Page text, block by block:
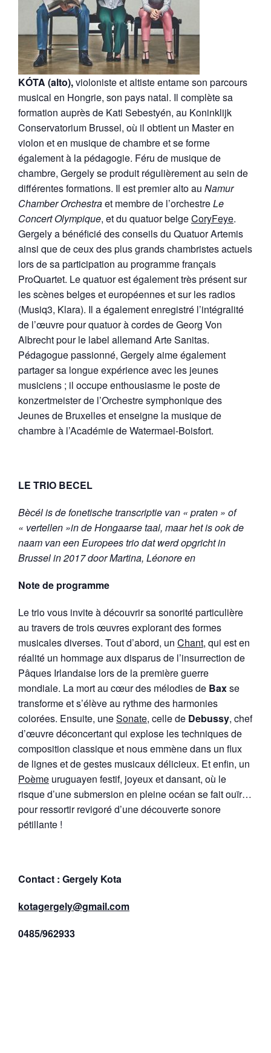
KÓTA (alto),violoniste et altiste entame son parcours
musical en Hongrie, son pays natal. Il complète sa
formation auprès de Kati Sebestyén, au Koninklijk
Conservatorium Brussel, où il obtient un Master en
violon et en musique de chambre et se forme
également à la pédagogie. Féru de musique de
chambre, Gergely se produit régulièrement au sein de
différentes formations. Il est premier alto au Namur
Chamber Orchestraet membre de l’orchestreLe
Concert Olympique, et du quatuor belgeCoryFeye.
Gergely a bénéficié des conseils du Quatuor Artemis
ainsi que de ceux des plus grands chambristes actuels
lors de sa participation au programme français
ProQuartet. Le quatuor est également très présent sur
les scènes belges et européennes et sur les radios
(Musiq3, Klara). Il a également enregistré l’intégralité
de l’œuvre pour quatuor à cordes de Georg Von
Albrecht pour le label allemand Arte Sanitas.
Pédagogue passionné, Gergely aime également
partager sa longue expérience avec les jeunes
musiciens ; il occupe enthousiasme le poste de
konzertmeister de l’Orchestre symphonique des
Jeunes de Bruxelles et enseigne la musique de
chambre à l’Académie de Watermael-Boisfort.
LE TRIO BECEL
Bècél is de fonetische transcriptie van « praten » of
« vertellen »in de Hongaarse taal, maar het is ook de
naam van een Europees trio dat werd opgricht in
Brussel in 2017 door Martina, Léonore en
Note de programme
Le trio vous invite à découvrir sa sonorité particulière
au travers de trois œuvres explorant des formes
musicales diverses. Tout d’abord, un Chant, qui est en
réalité un hommage aux disparus de l’insurrection de
Pâques Irlandaise lors de la première guerre
mondiale. La mort au cœur des mélodies de Baxse
transforme et s’élève au rythme des harmonies
colorées. Ensuite, uneSonate, celle de Debussy, chef
d’œuvre déconcertant qui explose les techniques de
composition classique et nous emmène dans un flux
de lignes et de gestes musicaux délicieux. Et enfin, un
Poème uruguayen festif, joyeux et dansant, où le
risque d’une submersion en pleine océan se fait ouïr…
pour ressortir revigoré d’une découverte sonore
pétillante !
Contact : Gergely Kota
kotagergely@gmail.com
0485/962933